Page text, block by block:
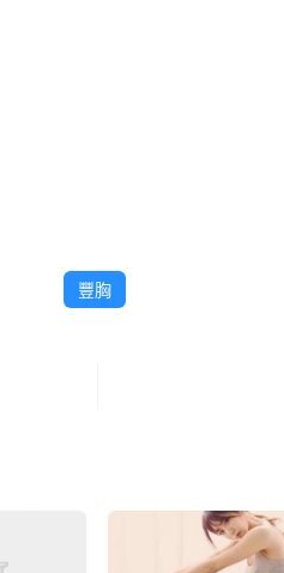
豐胸